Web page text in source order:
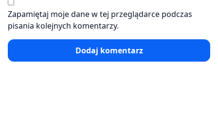
Zapamiętaj moje dane w tej przeglądarce podczas
pisania kolejnych komentarzy.
Dodaj komentarz